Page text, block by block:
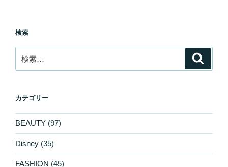
検索
索:
カテゴリー
BEAUTY (97)
Disney (35)
FASHION (45)